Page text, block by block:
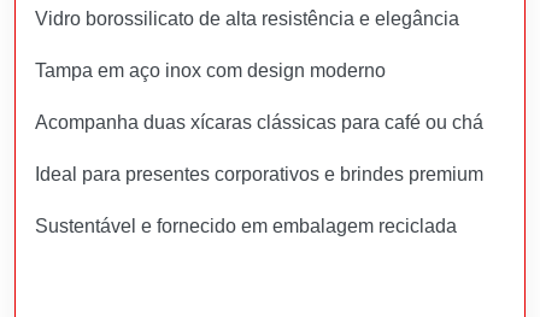
Vidro borossilicato de alta resistência e elegância
Tampa em aço inox com design moderno
Acompanha duas xícaras clássicas para café ou chá
Ideal para presentes corporativos e brindes premium
Sustentável e fornecido em embalagem reciclada